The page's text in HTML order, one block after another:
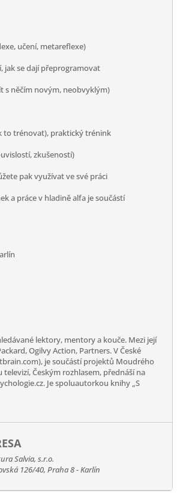
učení, metareflexe)
jak se dají přeprogramovat
s něčím novým, neobvyklým)
to trénovat), praktický trénink
zkušeností)
pak využívat ve své práci
a práce v hladině alfa je součástí
lektory, mentory a kouče. Mezi její
Ogilvy Action, Partners. V České
je součástí projektů Moudrého
Českým rozhlasem, přednáší na
Je spoluautorkou knihy „S
Salvia, s.r.o.
126/40, Praha 8 - Karlín